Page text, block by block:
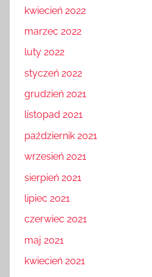
kwiecień 2022
marzec 2022
luty 2022
styczeń 2022
grudzień 2021
listopad 2021
październik 2021
wrzesień 2021
sierpień 2021
lipiec 2021
czerwiec 2021
maj 2021
kwiecień 2021